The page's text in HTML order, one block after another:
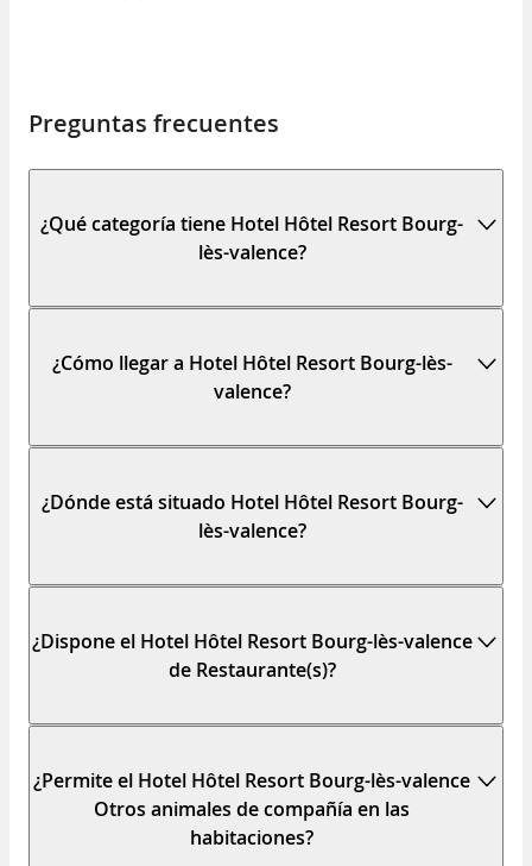
Preguntas frecuentes
¿Qué categoría tiene Hotel Hôtel Resort Bourg-
lès-valence?
¿Cómo llegar a Hotel Hôtel Resort Bourg-lès-
valence?
¿Dónde está situado Hotel Hôtel Resort Bourg-
lès-valence?
¿Dispone el Hotel Hôtel Resort Bourg-lès-valence
de Restaurante(s)?
¿Permite el Hotel Hôtel Resort Bourg-lès-valence
Otros animales de compañía en las
habitaciones?